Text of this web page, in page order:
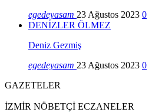
egedeyasam 23 Ağustos 2023 0
DENİZLER ÖLMEZ
Deniz Gezmiş
egedeyasam 23 Ağustos 2023 0
GAZETELER
İZMİR NÖBETÇİ ECZANELER